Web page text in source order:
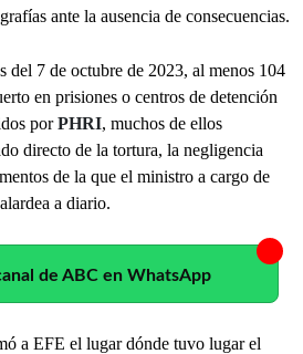
ante la ausencia de consecuencias.
del 7 de octubre de 2023, al menos 104
en prisiones o centros de detención
porPHRI, muchos de ellos
directo de la tortura, la negligencia
de la que el ministro a cargo de
a diario.
de ABC en WhatsApp
a EFE el lugar dónde tuvo lugar el